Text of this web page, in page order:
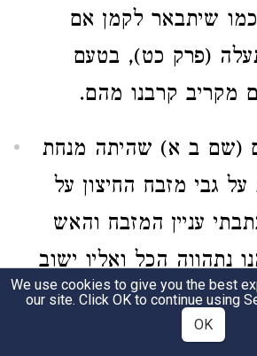
שיתבאר לקמן אם
(פרק כט), בטעם
מקריב קרבנו מהם.
(שם ב א) שהיתה מנחת
גבי מזבח החיצון על
עניין המזבח והאש
נתהווה הכל ואליו ישוב
כן ביין שהיה נשפך על
לשיתין מטעם שנתבאר.
We use cookies to give you the best
our site. Click OK to continue using
OK